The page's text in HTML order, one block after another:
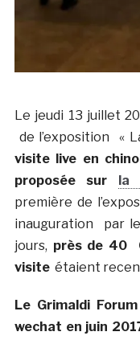
Le jeudi 13 juillet
de l’exposition «
visite live en
proposée sur
la
première de
inauguration par
jours, près de 40
visiteétaient
Le Grimaldi
wechat en juin